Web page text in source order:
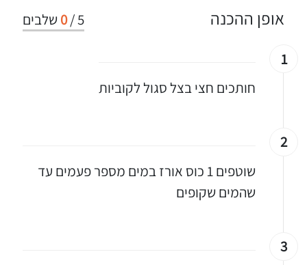
5
/
0 שלבים אופן ההכנה
1
חותכים חצי בצל סגול לקוביות
2
שוטפים 1 כוס אורז במים מספר פעמים עד
שהמים שקופים
3